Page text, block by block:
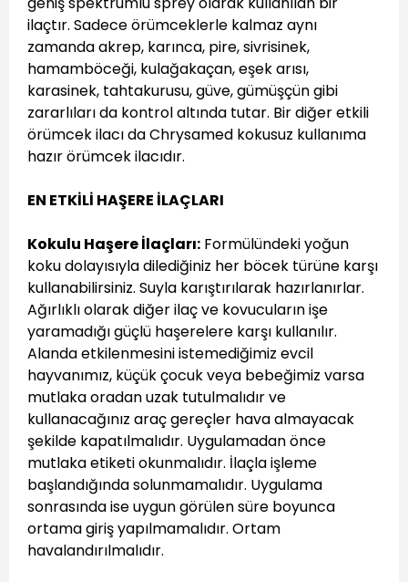
ilaçtır. Sadece örümceklerle kalmaz aynı
zamanda akrep, karınca, pire, sivrisinek,
hamamböceği, kulağakaçan, eşek arısı,
karasinek, tahtakurusu, güve, gümüşçün gibi
zararlıları da kontrol altında tutar. Bir diğer etkili
örümcek ilacı da Chrysamed kokusuz kullanıma
hazır örümcek ilacıdır.
EN ETKİLİ HAŞERE İLAÇLARI
Kokulu Haşere İlaçları: Formülündeki yoğun
koku dolayısıyla dilediğiniz her böcek türüne karşı
kullanabilirsiniz. Suyla karıştırılarak hazırlanırlar.
Ağırlıklı olarak diğer ilaç ve kovucuların işe
yaramadığı güçlü haşerelere karşı kullanılır.
Alanda etkilenmesini istemediğimiz evcil
hayvanımız, küçük çocuk veya bebeğimiz varsa
mutlaka oradan uzak tutulmalıdır ve
kullanacağınız araç gereçler hava almayacak
şekilde kapatılmalıdır. Uygulamadan önce
mutlaka etiketi okunmalıdır. İlaçla işleme
başlandığında solunmamalıdır. Uygulama
sonrasında ise uygun görülen süre boyunca
ortama giriş yapılmamalıdır. Ortam
havalandırılmalıdır.